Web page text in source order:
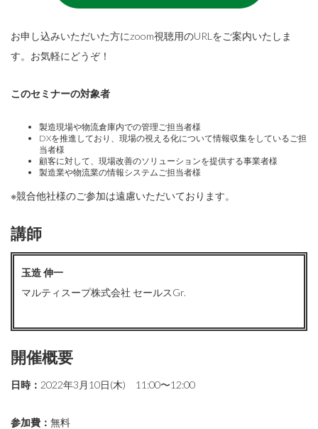
お申し込みいただいた方にzoom視聴用のURLをご案内いたしま
す。お気軽にどうぞ！
このセミナーの対象者
製造現場や物流倉庫内での管理ご担当者様
DXを推進しており、現場の視える化について情報収集をしているご担
当者様
顧客に対して、現場改善のソリューションを提供する事業者様
製造業や物流業の情報システムご担当者様
※競合他社様のご参加は遠慮いただいております。
講師
玉造 伸一
マルティスープ株式会社 セールスGr.
開催概要
日時： 2022年3月10日(木) 11:00〜12:00
参加費： 無料